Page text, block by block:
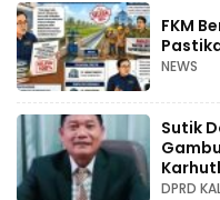
FKM
NEWS
Sutik
DPRD